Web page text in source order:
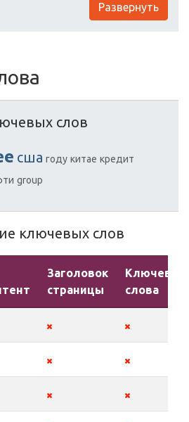
Развернуть
слов
сша году китае кредит
group
ключевых слов
Заголовок
страницы
Ключевые
слова